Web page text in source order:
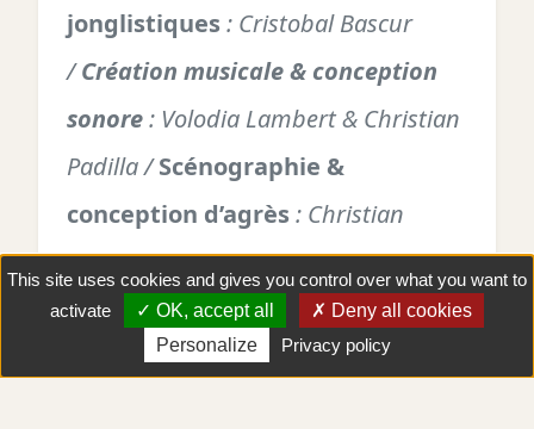
jonglistiques : Cristobal Bascur
/Création musicale & conception
sonore: Volodia Lambert & Christian
Padilla /Scénographie &
conception d’agrès : Christian
Padilla /Régie générale,
technique & machinerie: Nicolas
Fonseca & Fenja Siebels /Costumes
Y aller !
This site uses cookies and gives you control over what you want to
activate
OK, accept all
Deny all cookies
Personalize
Privacy policy